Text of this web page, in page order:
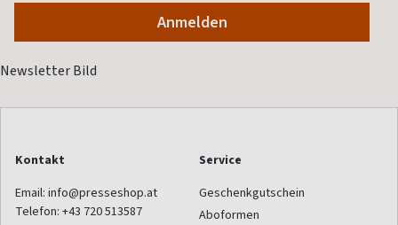
Kontakt
Email: info@presseshop.at
Telefon: +43 720 513587
Service
Geschenkgutschein
Aboformen